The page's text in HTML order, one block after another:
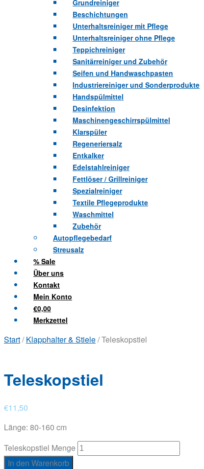
Grundreiniger
Beschichtungen
Unterhaltsreiniger mit Pflege
Unterhaltsreiniger ohne Pflege
Teppichreiniger
Sanitärreiniger und Zubehör
Seifen und Handwaschpasten
Industriereiniger und Sonderprodukte
Handspülmittel
Desinfektion
Maschinengeschirrspülmittel
Klarspüler
Regeneriersalz
Entkalker
Edelstahlreiniger
Fettlöser / Grillreiniger
Spezialreiniger
Textile Pflegeprodukte
Waschmittel
Zubehör
Autopflegebedarf
Streusalz
% Sale
Über uns
Kontakt
Mein Konto
€0,00
Merkzettel
Start/Klapphalter & Stiele/ Teleskopstiel
Teleskopstiel
€11,50
Länge: 80-160 cm
Teleskopstiel Menge
In den Warenkorb